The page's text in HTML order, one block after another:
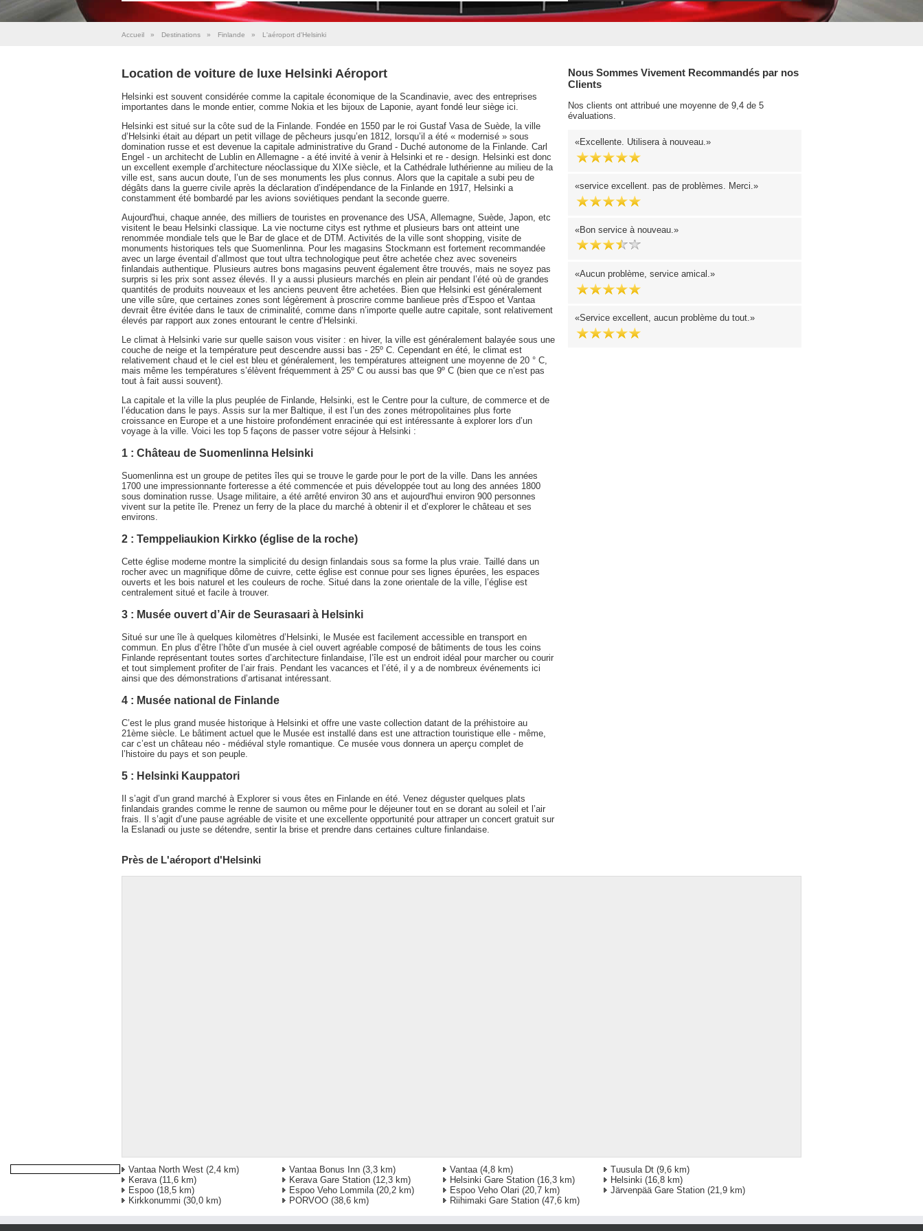
Accueil » Destinations » Finlande » L'aéroport d'Helsinki
Location de voiture de luxe Helsinki Aéroport
Helsinki est souvent considérée comme la capitale économique de la Scandinavie, avec des entreprises
importantes dans le monde entier, comme Nokia et les bijoux de Laponie, ayant fondé leur siège ici.
Helsinki est situé sur la côte sud de la Finlande. Fondée en 1550 par le roi Gustaf Vasa de Suède, la ville
d’Helsinki était au départ un petit village de pêcheurs jusqu’en 1812, lorsqu’il a été « modernisé » sous
domination russe et est devenue la capitale administrative du Grand - Duché autonome de la Finlande. Carl
Engel - un architecht de Lublin en Allemagne - a été invité à venir à Helsinki et re - design. Helsinki est donc
un excellent exemple d’architecture néoclassique du XIXe siècle, et la Cathédrale luthérienne au milieu de la
ville est, sans aucun doute, l’un de ses monuments les plus connus. Alors que la capitale a subi peu de
dégâts dans la guerre civile après la déclaration d’indépendance de la Finlande en 1917, Helsinki a
constamment été bombardé par les avions soviétiques pendant la seconde guerre.
Aujourd'hui, chaque année, des milliers de touristes en provenance des USA, Allemagne, Suède, Japon, etc
visitent le beau Helsinki classique. La vie nocturne citys est rythme et plusieurs bars ont atteint une
renommée mondiale tels que le Bar de glace et de DTM. Activités de la ville sont shopping, visite de
monuments historiques tels que Suomenlinna. Pour les magasins Stockmann est fortement recommandée
avec un large éventail d’allmost que tout ultra technologique peut être achetée chez avec soveneirs
finlandais authentique. Plusieurs autres bons magasins peuvent également être trouvés, mais ne soyez pas
surpris si les prix sont assez élevés. Il y a aussi plusieurs marchés en plein air pendant l’été où de grandes
quantités de produits nouveaux et les anciens peuvent être achetées. Bien que Helsinki est généralement
une ville sûre, que certaines zones sont légèrement à proscrire comme banlieue près d’Espoo et Vantaa
devrait être évitée dans le taux de criminalité, comme dans n’importe quelle autre capitale, sont relativement
élevés par rapport aux zones entourant le centre d’Helsinki.
Le climat à Helsinki varie sur quelle saison vous visiter : en hiver, la ville est généralement balayée sous une
couche de neige et la température peut descendre aussi bas - 25º C. Cependant en été, le climat est
relativement chaud et le ciel est bleu et généralement, les températures atteignent une moyenne de 20 ° C,
mais même les températures s’élèvent fréquemment à 25º C ou aussi bas que 9º C (bien que ce n’est pas
tout à fait aussi souvent).
La capitale et la ville la plus peuplée de Finlande, Helsinki, est le Centre pour la culture, de commerce et de
l’éducation dans le pays. Assis sur la mer Baltique, il est l’un des zones métropolitaines plus forte
croissance en Europe et a une histoire profondément enracinée qui est intéressante à explorer lors d’un
voyage à la ville. Voici les top 5 façons de passer votre séjour à Helsinki :
1 : Château de Suomenlinna Helsinki
Suomenlinna est un groupe de petites îles qui se trouve le garde pour le port de la ville. Dans les années
1700 une impressionnante forteresse a été commencée et puis développée tout au long des années 1800
sous domination russe. Usage militaire, a été arrêté environ 30 ans et aujourd'hui environ 900 personnes
vivent sur la petite île. Prenez un ferry de la place du marché à obtenir il et d’explorer le château et ses
environs.
2 : Temppeliaukion Kirkko (église de la roche)
Cette église moderne montre la simplicité du design finlandais sous sa forme la plus vraie. Taillé dans un
rocher avec un magnifique dôme de cuivre, cette église est connue pour ses lignes épurées, les espaces
ouverts et les bois naturel et les couleurs de roche. Situé dans la zone orientale de la ville, l’église est
centralement situé et facile à trouver.
3 : Musée ouvert d’Air de Seurasaari à Helsinki
Situé sur une île à quelques kilomètres d’Helsinki, le Musée est facilement accessible en transport en
commun. En plus d’être l’hôte d’un musée à ciel ouvert agréable composé de bâtiments de tous les coins
Finlande représentant toutes sortes d’architecture finlandaise, l’île est un endroit idéal pour marcher ou courir
et tout simplement profiter de l’air frais. Pendant les vacances et l’été, il y a de nombreux événements ici
ainsi que des démonstrations d’artisanat intéressant.
4 : Musée national de Finlande
C’est le plus grand musée historique à Helsinki et offre une vaste collection datant de la préhistoire au
21ème siècle. Le bâtiment actuel que le Musée est installé dans est une attraction touristique elle - même,
car c’est un château néo - médiéval style romantique. Ce musée vous donnera un aperçu complet de
l’histoire du pays et son peuple.
5 : Helsinki Kauppatori
Il s’agit d’un grand marché à Explorer si vous êtes en Finlande en été. Venez déguster quelques plats
finlandais grandes comme le renne de saumon ou même pour le déjeuner tout en se dorant au soleil et l’air
frais. Il s’agit d’une pause agréable de visite et une excellente opportunité pour attraper un concert gratuit sur
la Eslanadi ou juste se détendre, sentir la brise et prendre dans certaines culture finlandaise.
Nous Sommes Vivement Recommandés par nos
Clients
Nos clients ont attribué une moyenne de 9,4 de 5
évaluations.
Excellente. Utilisera à nouveau.
service excellent. pas de problèmes. Merci.
Bon service à nouveau.
Aucun problème, service amical.
Service excellent, aucun problème du tout.
Près de L'aéroport d'Helsinki
Vantaa North West (2,4 km) Vantaa Bonus Inn (3,3 km) Vantaa(4,8 km) Tuusula Dt (9,6 km)
Kerava(11,6 km) Kerava Gare Station (12,3 km) Helsinki Gare Station (16,3 km) Helsinki (16,8 km)
Espoo (18,5 km) Espoo Veho Lommila(20,2 km) Espoo Veho Olari (20,7 km) Järvenpää Gare Station (21,9 km)
Kirkkonummi (30,0 km) PORVOO (38,6 km) Riihimaki Gare Station (47,6 km)